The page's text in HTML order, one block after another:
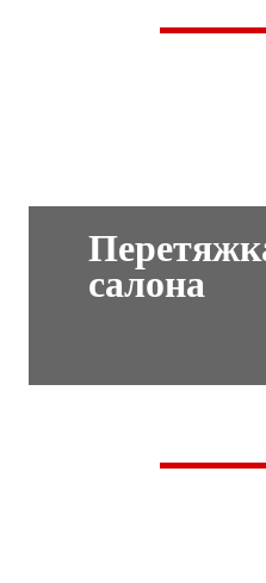
Перетяжка
салона